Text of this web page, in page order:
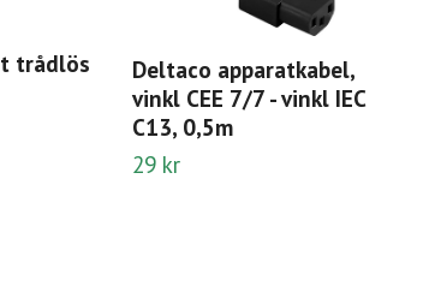
trådlös
Deltaco apparatkabel,
vinkl CEE 7/7 - vinkl IEC
C13, 0,5m
29 kr